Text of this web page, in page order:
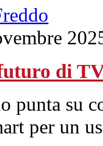
di
punta su
per un